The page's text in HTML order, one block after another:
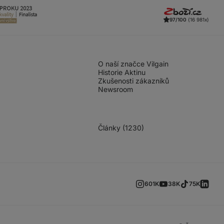
97/100 (16 981x)
O naší značce Vilgain
Historie Aktinu
Zkušenosti zákazníků
Newsroom
Články (1230)
601K 38K 75K